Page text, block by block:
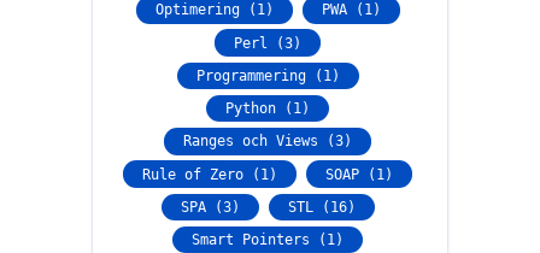
Optimering (1)
PWA (1)
Perl (3)
Programmering (1)
Python (1)
Ranges och Views (3)
Rule of Zero (1)
SOAP (1)
SPA (3)
STL (16)
Smart Pointers (1)